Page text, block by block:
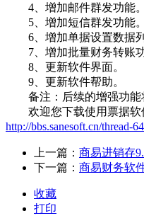
4、增加邮件群发功能。
5、增加短信群发功能。
6、增加单据设置数据列
7、增加批量财务转账功
8、更新软件界面。
9、更新软件帮助。
备注：后续的增强功能
欢迎您下载使用票据软
http://bbs.sanesoft.cn/thread-
上一篇： 商易进销存
下一篇： 商易财务软
收藏
打印